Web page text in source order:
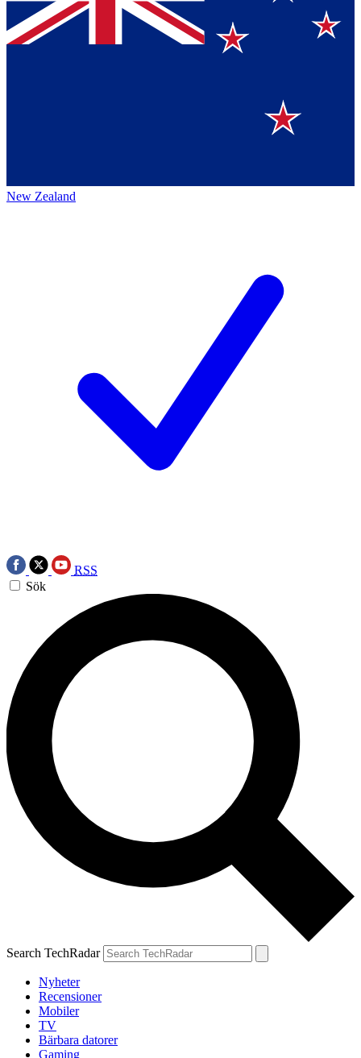
New Zealand
RSS
Sök
Search TechRadar
Nyheter
Recensioner
Mobiler
TV
Bärbara datorer
Gaming